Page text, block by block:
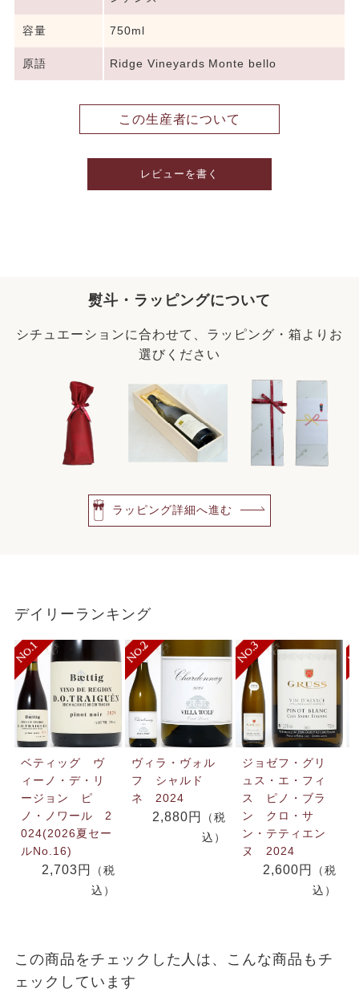
容量 750ml
原語 Ridge Vineyards Monte bello
この生産者について
レビューを書く
熨斗・ラッピングについて
シチュエーションに合わせて、ラッピング・箱よりお
選びください
ラッピング詳細へ進む
デイリーランキング
ベティッグ ヴ
ィーノ・デ・リ
ージョン ピ
ノ・ノワール 2
024(2026夏セー
ルNo.16)
2,703円
（税
込）
ヴィラ・ヴォル
フ シャルド
ネ 2024
2,880円
（税
込）
ジョゼフ・グリ
ュス・エ・フィ
ス ピノ・ブラ
ン クロ・サ
ン・テティエン
ヌ 2024
2,600円
（税
込）
この商品をチェックした人は、こんな商品もチ
ェックしています